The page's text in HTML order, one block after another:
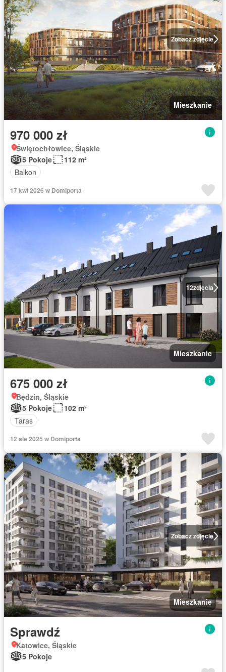
Zobacz zdjęcie
Mieszkanie
970 000 zł
Świętochłowice, Śląskie
5 Pokoje
112 m²
Balkon
17 kwi 2026 w Domiporta
12zdjęcia
Mieszkanie
675 000 zł
Będzin, Śląskie
5 Pokoje
102 m²
Taras
12 sie 2025 w Domiporta
Zobacz zdjęcie
Mieszkanie
Sprawdź
Katowice, Śląskie
5 Pokoje